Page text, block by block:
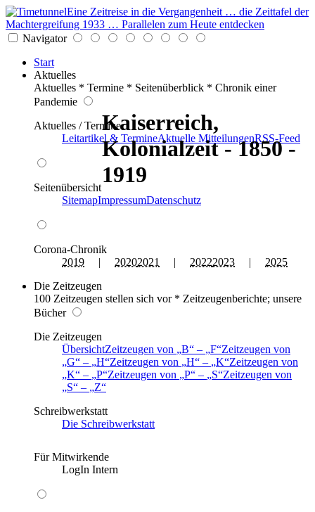
Eine Zeitreise in die Vergangenheit … die Zeittafel der
Machtergreifung 1933 … Parallelen zum Heute entdecken
Navigator
Start
Aktuelles
Aktuelles * Termine * Seitenüberblick * Chronik einer
Pandemie
Aktuelles / Termine
Leitartikel & TermineAktuelle MitteilungenRSS-Feed
Seitenübersicht
SitemapImpressumDatenschutz
Corona-Chronik
2019 | 20202021 | 20222023 | 2025
Die Zeitzeugen
100 Zeitzeugen stellen sich vor * Zeitzeugenberichte; unsere
Bücher
Die Zeitzeugen
ÜbersichtZeitzeugen von B – F Zeitzeugen von
G
– H Zeitzeugen von H – K Zeitzeugen von
K
– P Zeitzeugen von P – S Zeitzeugen von
S
–
Z
Schreibwerkstatt
Die Schreibwerkstatt
Für Mitwirkende
LogIn Intern
Kaiserreich,
Kolonialzeit - 1850 -
1919